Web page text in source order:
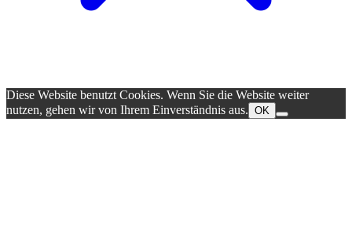
Diese Website benutzt Cookies. Wenn Sie die Website weiter
nutzen, gehen wir von Ihrem Einverständnis aus. OK